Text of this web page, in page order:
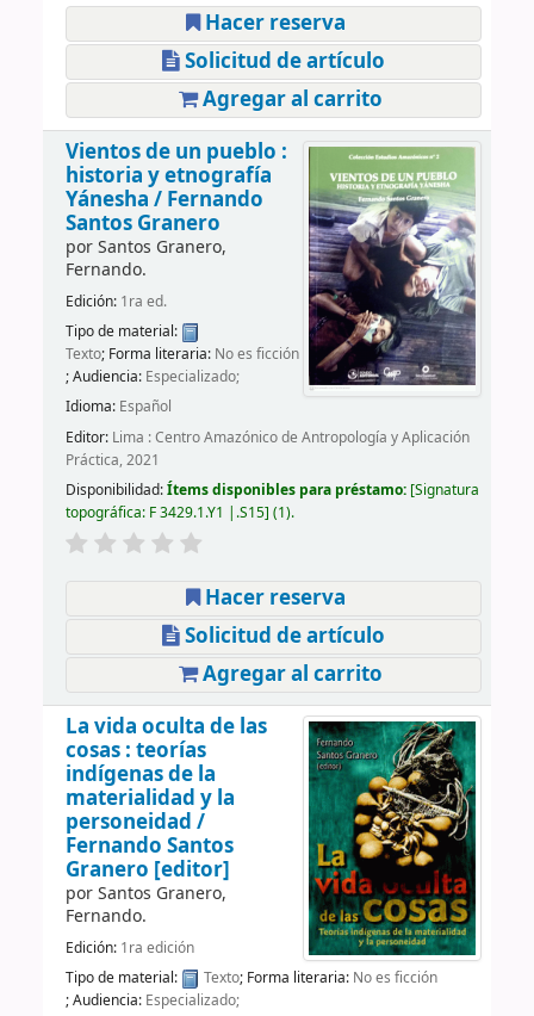
Hacer reserva
Solicitud de artículo
Agregar al carrito
Vientos de un pueblo :
historia y etnografía
Yánesha / Fernando
Santos Granero
porSantos Granero,
Fernando.
Edición: 1ra ed.
Tipo de material:
Texto; Forma literaria: No es ficción
; Audiencia: Especializado;
Idioma: Español
Editor: Lima : Centro Amazónico de Antropología y Aplicación
Práctica, 2021
Disponibilidad:Ítems disponibles para préstamo: Signatura
topográfica: F 3429.1.Y1 |.S15 (1).
Hacer reserva
Solicitud de artículo
Agregar al carrito
La vida oculta de las
cosas : teorías
indígenas de la
materialidad y la
personeidad /
Fernando Santos
Granero [editor]
porSantos Granero,
Fernando.
Edición: 1ra edición
Tipo de material:
Texto; Forma literaria: No es ficción
; Audiencia: Especializado;